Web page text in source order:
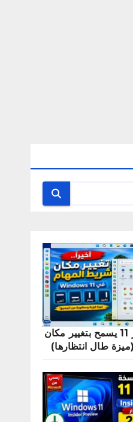
أخيراً…. ويندوز 11 يسمح بتغيير مكان
طال انتظارها)